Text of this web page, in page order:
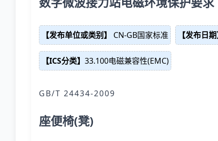
【发布单位或类别】 CN-GB国家标准 【发布日期
【ICS分类】 33.100电磁兼容性(EMC)
GB/T 24434-2009
座便椅(凳)